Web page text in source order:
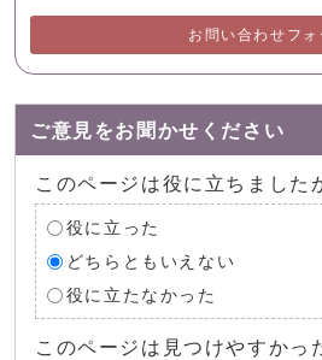
お問い合わせフォ
ご意見をお聞かせください
このページは役に立ちました
役に立った
どちらともいえない
役に立たなかった
このページは見つけやすかっ